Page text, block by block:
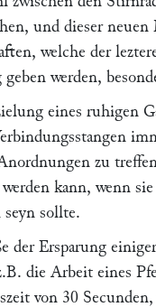
und dieser
welche der
werden,
eines ruhigen
zu
kann, wenn
seyn sollte.
der Ersparung
die Arbeit eines
von 30